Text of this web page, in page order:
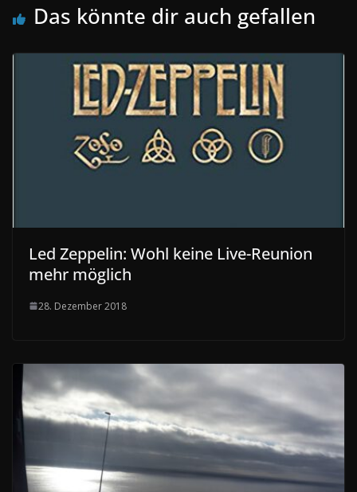
Das könnte dir auch gefallen
Led Zeppelin: Wohl keine Live-Reunion
mehr möglich
28. Dezember 2018